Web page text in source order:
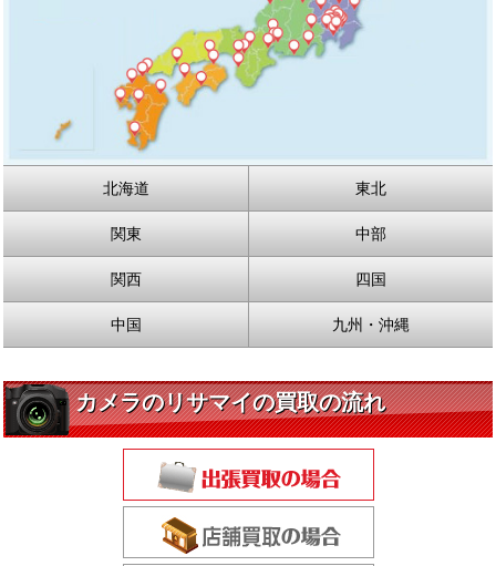
北海道 東北
関東 中部
関西 四国
中国 九州・沖縄